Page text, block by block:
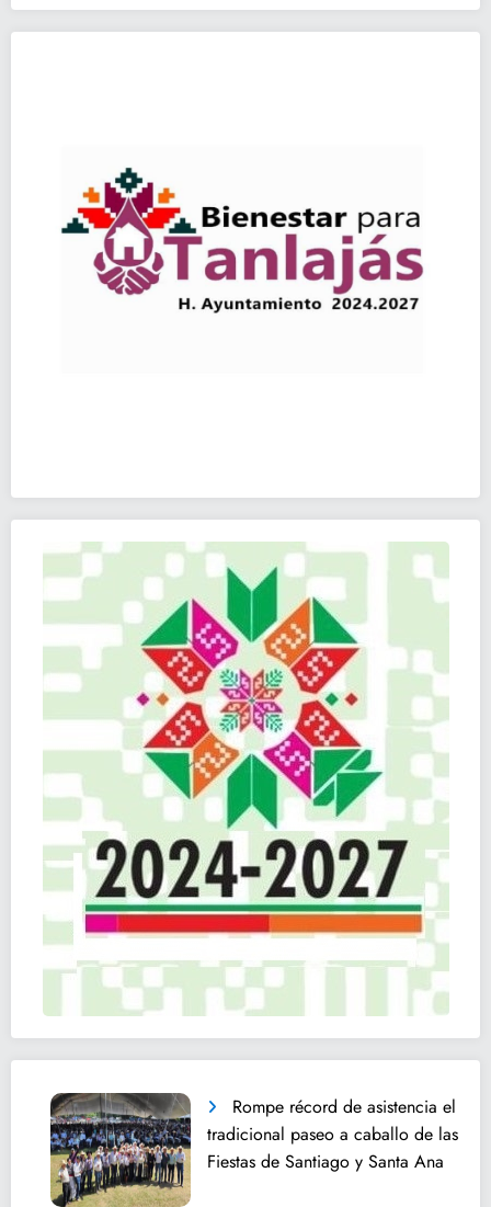
Rompe récord de asistencia el
tradicional paseo a caballo de las
Fiestas de Santiago y Santa Ana